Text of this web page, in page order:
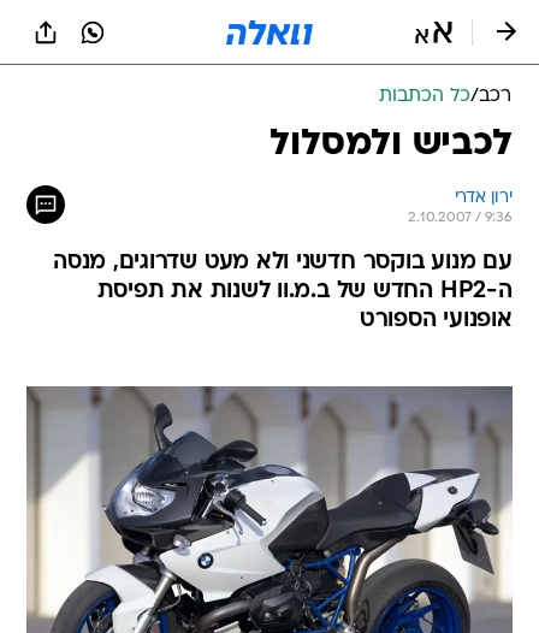
רכב/כל הכתבות
לכביש ולמסלול
ירון אדרי
2.10.2007 / 9:36
עם מנוע בוקסר חדשני ולא מעט שדרוגים, מנסה
ה-HP2 החדש של ב.מ.וו לשנות את תפיסת
אופנועי הספורט